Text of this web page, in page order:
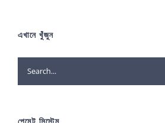
এখানে খুঁজুন
Search
for:
পেমেন্ট সিস্টেম